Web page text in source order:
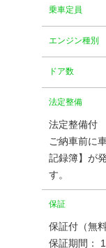
乗車定員
エンジン種別
ドア数
法定整備
法定整備付
ご納車前に
記録簿】が
す。
保証
保証付（無料
保証期間：